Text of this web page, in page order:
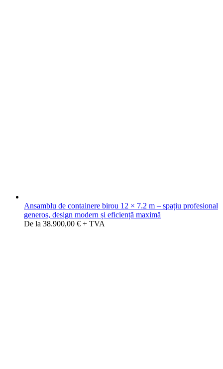
Ansamblu de containere birou 12 × 7.2 m – spațiu profesional
generos, design modern și eficiență maximă
De la 38.900,00 € + TVA